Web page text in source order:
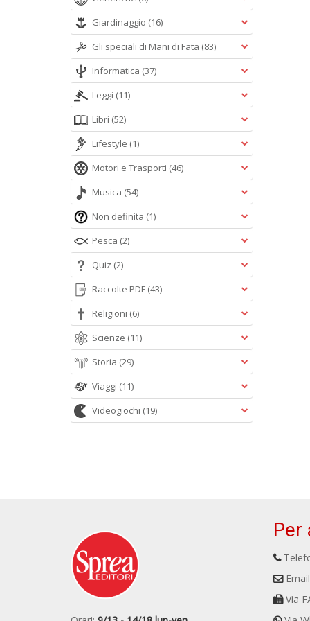
Giardinaggio (16)
Gli speciali di Mani di Fata (83)
Informatica (37)
Leggi (11)
Libri (52)
Lifestyle (1)
Motori e Trasporti (46)
Musica (54)
Non definita (1)
Pesca (2)
Quiz (2)
Raccolte PDF (43)
Religioni (6)
Scienze (11)
Storia (29)
Viaggi (11)
Videogiochi (19)
Per
Via